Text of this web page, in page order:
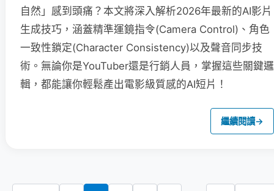
自然」感到頭痛？本文將深入解析2026年最新的AI影片
生成技巧，涵蓋精準運鏡指令(Camera Control)、角色
一致性鎖定(Character Consistency)以及聲音同步技
術。無論你是YouTuber還是行銷人員，掌握這些關鍵邏
輯，都能讓你輕鬆產出電影級質感的AI短片！
繼續閱讀→